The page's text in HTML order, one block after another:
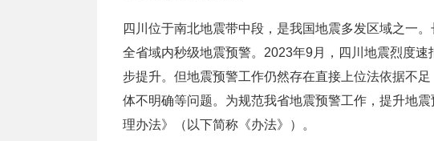
四川位于南北地震带中段，是我国地震多发区域之一
全省域内秒级地震预警。2023年9月，四川地震烈度
步提升。但地震预警工作仍然存在直接上位法依据不
体不明确等问题。为规范我省地震预警工作，提升地
理办法》（以下简称《办法》）。